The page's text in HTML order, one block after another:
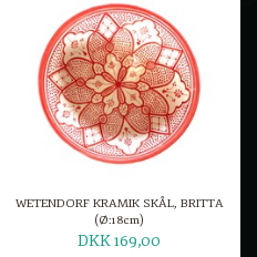
WETENDORF KRAMIK SKÅL, BRITTA
(Ø:18cm)
DKK 169,00